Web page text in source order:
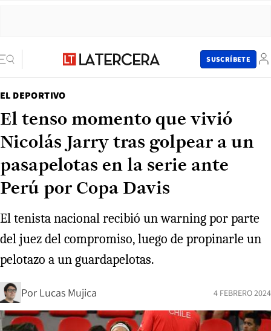
SUSCRÍBETE
EL DEPORTIVO
El tenso momento que vivió
Nicolás Jarry tras golpear a un
pasapelotas en la serie ante
Perú por Copa Davis
El tenista nacional recibió un warning por parte
del juez del compromiso, luego de propinarle un
pelotazo a un guardapelotas.
Por Lucas Mujica 4 FEBRERO 2024